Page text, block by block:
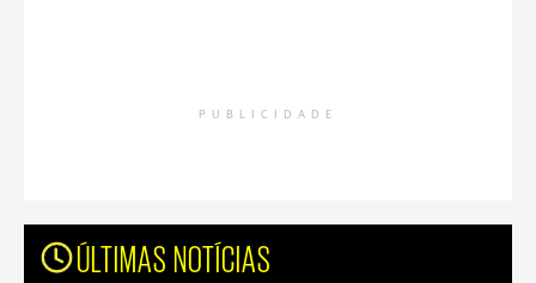
PUBLICIDADE
ÚLTIMAS NOTÍCIAS